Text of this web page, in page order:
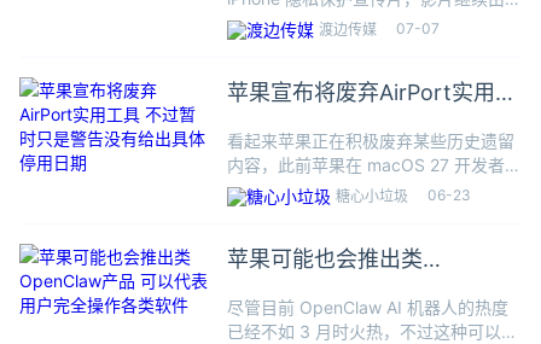
云鹏担任主角，这也是他继 24、25 年
之后，第三次出演苹果中国的隐私主题
展开，当他拿着
渡边传媒 07-07
苹果宣布将废弃AirPort实用工
具体停用日期
看起来苹果正在积极废弃某些历史遗留
内容，此前苹果在 macOS 27 开发者预
览版中已经停止支持 Time Capsule 文
件备份协议，现在苹果宣布 AirPort 实
糖心小垃圾 06-23
苹果可能也会推出类
完全操作各类软件
尽管目前 OpenClaw AI 机器人的热度
已经不如 3 月时火热，不过这种可以自